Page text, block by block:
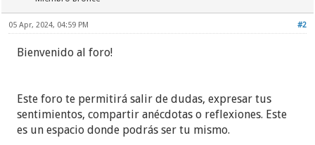
#2
05 Apr, 2024, 04:59 PM
Bienvenido al foro!
Este foro te permitirá salir de dudas, expresar tus
sentimientos, compartir anécdotas o reflexiones. Este
es un espacio donde podrás ser tu mismo.